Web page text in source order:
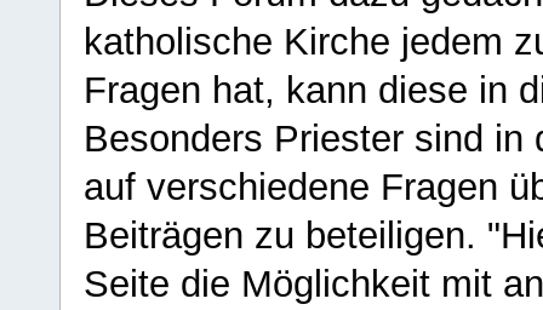
katholische Kirche jedem
Fragen hat, kann diese in
Besonders Priester sind in
auf verschiedene Fragen
Beiträgen zu beteiligen.
Seite die Möglichkeit mit